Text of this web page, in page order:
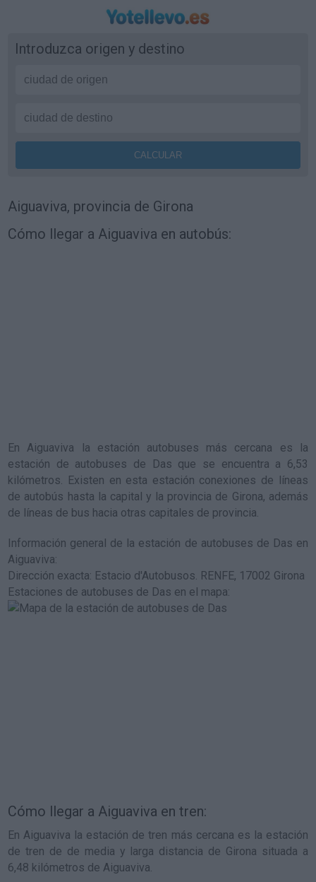
Introduzca origen y destino
Aiguaviva, provincia de Girona
Cómo llegar a Aiguaviva en autobús:
En Aiguaviva la estación autobuses más cercana es la
estación de autobuses de Das que se encuentra a 6,53
kilómetros. Existen en esta estación conexiones de líneas
de autobús hasta la capital y la provincia de Girona, además
de líneas de bus hacia otras capitales de provincia.
Información general de la estación de autobuses de Das en
Aiguaviva:
Dirección exacta: Estacio d'Autobusos. RENFE, 17002 Girona
Estaciones de autobuses de Das en el mapa:
Cómo llegar a Aiguaviva en tren:
En Aiguaviva la estación de tren más cercana es la estación
de tren de de media y larga distancia de Girona situada a
6,48 kilómetros de Aiguaviva.